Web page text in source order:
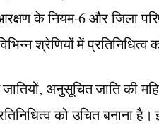
के नियम-6 और जिला
श्रेणियों में प्रतिनिधित्व
अनुसूचित जाति की
को उचित बनाना